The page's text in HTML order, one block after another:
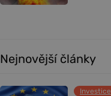
Nejnovější články
Investice